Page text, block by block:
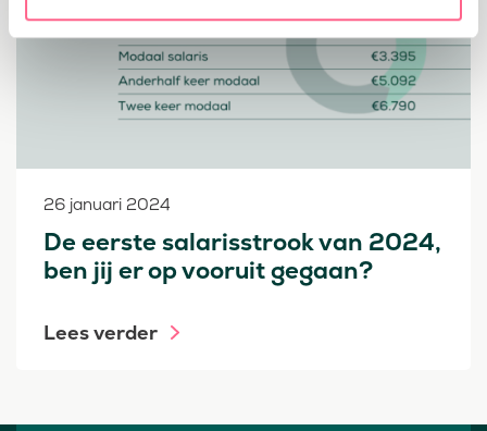
26 januari 2024
De eerste salarisstrook van 2024,
ben jij er op vooruit gegaan?
Lees verder